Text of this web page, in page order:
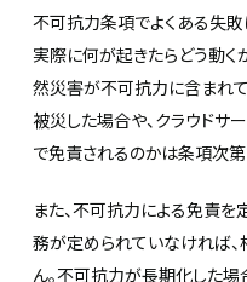
不可抗力条項でよくある失敗
実際に何が起きたらどう動く
然災害が不可抗力に含まれ
被災した場合や、クラウドサ
で免責されるのかは条項次第
また、不可抗力による免責
務が定められていなければ
ん。不可抗力が長期化した